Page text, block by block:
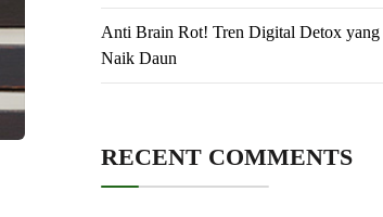
Anti Brain Rot! Tren Digital Detox yang
Naik Daun
RECENT COMMENTS